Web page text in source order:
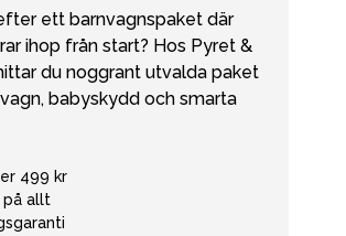
ett barnvagnspaket där
ihop från start? Hos Pyret &
du noggrant utvalda paket
babyskydd och smarta
499 kr
på allt